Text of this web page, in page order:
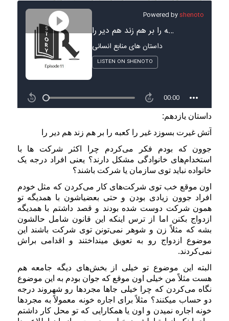
داستان یازدهم:
آتش غیرت بسوزد غیر را کعبه را بر هم زند هم دیر را
جوون که بودم فکر می‌کردم چرا اکثر شرکت ها با
استخدام‌های خانوادگی مشکل دارند؟ یعنی افراد درجه یک
خانواده نباید توی سازمان یا شرکت باشند؟
اون موقع خب توی شرکت‌های کار می‌کردن که مثل خودم
افراد جوون زیادی بودن و حتی بعضیاشون با همدیگه تو
همون شرکت دوست شده بودند و قصد داشتم با همدیگه
ازدواج بکنن اما از ترس اینکه این قانون شامل حالشون
بشه که مثلاً زن و شوهر نمی‌تونن توی شرکت باشند این
موضوع ازدواج رو به تعویق مینداختند و اقدامی براش
نمی‌کردند.
البته این موضوع تو خیلی از بخش‌های دیگه جامعه هم
هست مثلاً من خیلی اون موقع که جوان بودم به این موضوع
نگاه می‌کردن که چرا خیلی جاها مجردها رو شهروند درجه
دو حساب میکنند؟ مثلاً برای اجاره خونه معمولاً به مجردها
خونه اجاره نمیدن و اون یا همکارایی که تو محل کار داشتم